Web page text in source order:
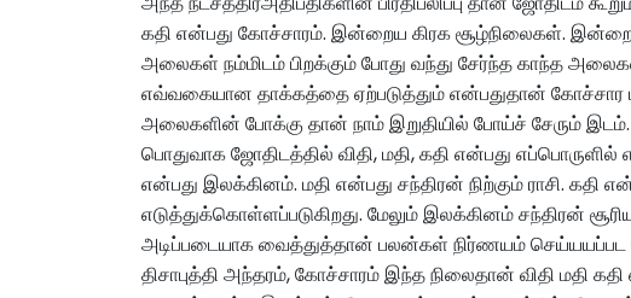
கதி என்பது கோச்சாரம். இன்றைய கிரக சூழ்நிலைகள்.
அலைகள் நம்மிடம் பிறக்கும் போது வந்து சேர்ந்த காந்த
எவ்வகையான தாக்கத்தை ஏற்படுத்தும் என்பதுதான் கோச்சார
அலைகளின் போக்கு தான் நாம் இறுதியில் போய்ச் சேரும்
பொதுவாக ஜோதிடத்தில் விதி, மதி, கதி என்பது எப்பொருளில்
என்பது இலக்கினம். மதி என்பது சந்திரன் நிற்கும் ராசி. கதி
எடுத்துக்கொள்ளப்படுகிறது. மேலும் இலக்கினம் சந்திரன்
அடிப்படையாக வைத்துத்தான் பலன்கள் நிர்ணயம் செய்யயப்பட
திசாபுத்தி அந்தரம், கோச்சாரம் இந்த நிலைதான் விதி